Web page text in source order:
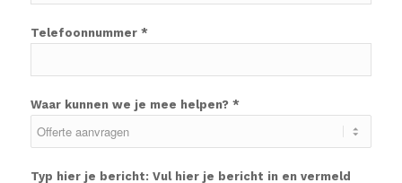
Telefoonnummer *
Waar kunnen we je mee helpen? *
Typ hier je bericht: Vul hier je bericht in en vermeld